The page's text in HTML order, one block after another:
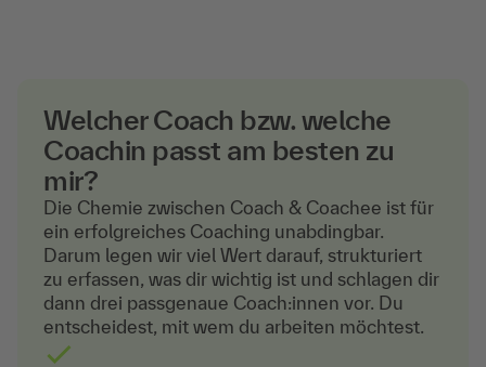
Welcher Coach bzw. welche
Coachin passt am besten zu
mir?
Die Chemie zwischen Coach & Coachee ist für
ein erfolgreiches Coaching unabdingbar.
Darum legen wir viel Wert darauf, strukturiert
zu erfassen, was dir wichtig ist und schlagen dir
dann drei passgenaue Coach:innen vor. Du
entscheidest, mit wem du arbeiten möchtest.